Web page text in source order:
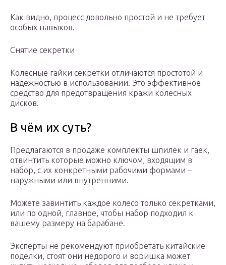
Как видно, процесс довольно простой и не требует
особых навыков.
Снятие секретки
Колесные гайки секретки отличаются простотой и
надежностью в использовании. Это эффективное
средство для предотвращения кражи колесных
дисков.
В чём их суть?
Предлагаются в продаже комплекты шпилек и гаек,
отвинтить которые можно ключом, входящим в
набор, с их конкретными рабочими формами –
наружными или внутренними.
Можете завинтить каждое колесо только секретками,
или по одной, главное, чтобы набор подходил к
вашему размеру на барабане.
Эксперты не рекомендуют приобретать китайские
поделки, стоят они недорого и воришка может